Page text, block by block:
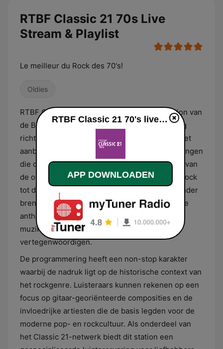
RTBF Classic 21 70s Live
Stream & Playlist
Le meilleur du Rock des 70's!
Oldies
RTBF Classic 21 70's is een digitaal radiostation van
de Belgische publieke omroep dat zich volledig
richt op de rockmuziek uit de jaren zeventig. Het
aanbod concentreert zich op de diverse stromingen
die dit decennium hebben gevormd, variërend van
de opkomst van de hardrock en progressieve rock
tot de doorbraak van punk en glamrock. De zender
brengt een selectie van zowel wereldberoemde
anthems als minder bekende nummers die de
muzikale diversiteit van de seventies
vertegenwoordigen.
De programmering heeft een non-stop karakter
waarbij de nadruk ligt op de historische context van
het rockgenre. Luisteraars kunnen rekenen op een
focus op gitaar-georiënteerde composities en de
invloedrijke artiesten die de basis legden voor de
moderne pop- en rockcultuur. Als onderdeel van
het Classic 21-netwerk biedt dit station een
RTBF Classic 21 70's live luisteren
APP DOWNLOADEN